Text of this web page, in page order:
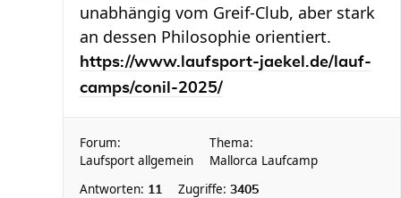
unabhängig vom Greif-Club, aber stark
an dessen Philosophie orientiert.
https://www.laufsport-jaekel.de/lauf-
camps/conil-2025/
Forum:
Laufsport allgemein
Thema:
Mallorca Laufcamp
Antworten: 11 Zugriffe: 3405